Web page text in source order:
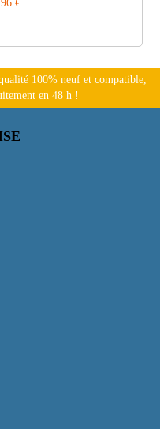
€
100% neuf et compatible,
en 48 h !